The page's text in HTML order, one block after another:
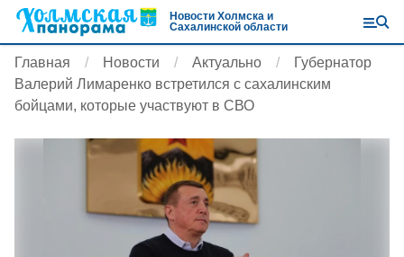
Новости Холмска и
Сахалинской области
Главная Новости Актуально
Губернатор
Валерий Лимаренко встретился с сахалинским
бойцами, которые участвуют в СВО